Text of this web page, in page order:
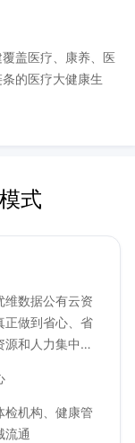
盖医疗、康养、医
的医疗大健康生
式
维数据公有云资
正做到省心、省
和人力集中投
检机构、健康管
流通